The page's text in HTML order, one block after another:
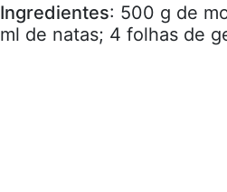
Ingredientes: 500 g de
ml de natas; 4 folhas de